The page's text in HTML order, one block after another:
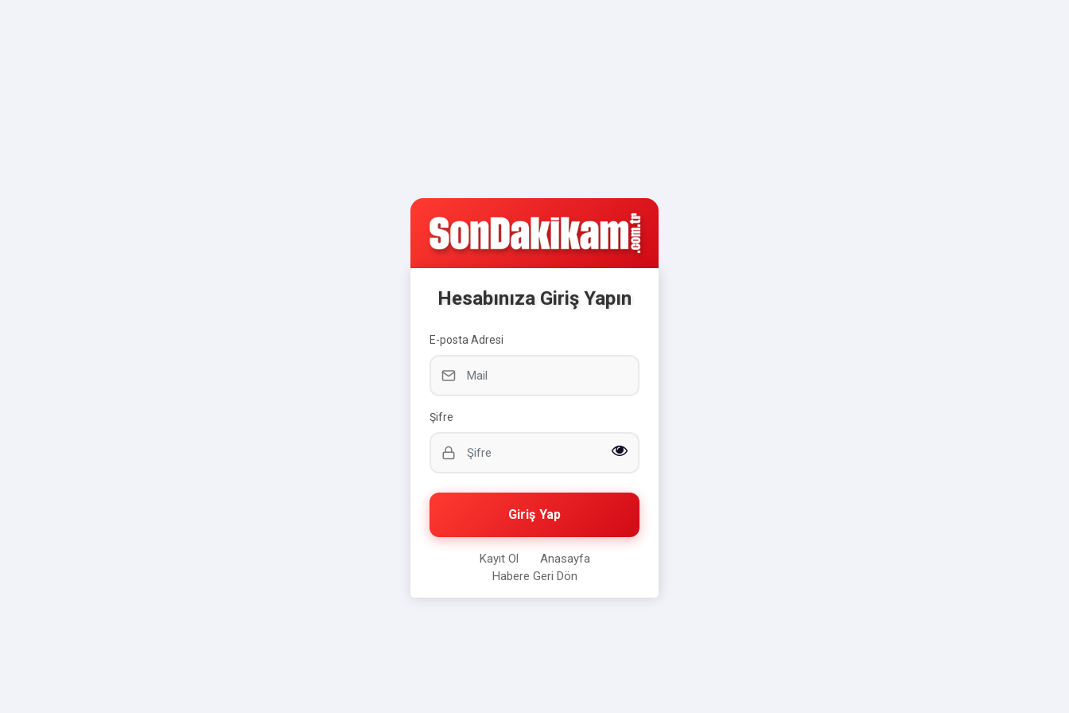
Hesabınıza Giriş Yapın
E-posta Adresi
Şifre
Giriş Yap
Kayıt Ol
Anasayfa
Habere Geri Dön